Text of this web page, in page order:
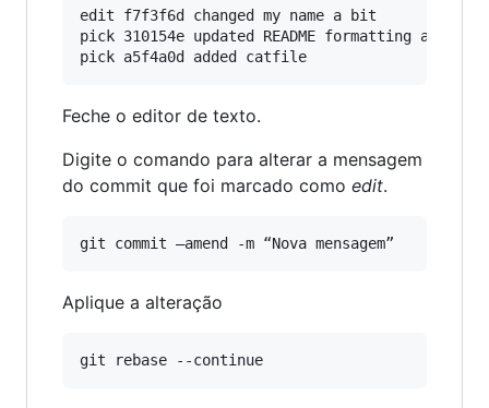
edit f7f3f6d changed my name a bit
pick 310154e updated README formatting and
Feche o editor de texto.
Digite o comando para alterar a mensagem
do commit que foi marcado como edit.
Aplique a alteração